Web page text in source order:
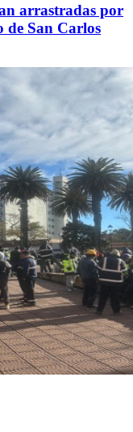
arrastradas por
de San Carlos